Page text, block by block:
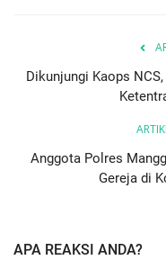
Dikunjungi Kaops
Anggota Polres
Gereja di
APA REAKSI ANDA?